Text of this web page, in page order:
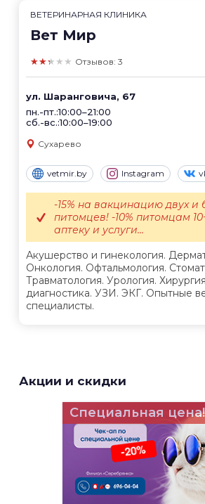
ВЕТЕРИНАРНАЯ КЛИНИКА
Вет Мир
★★★★★ Отзывов: 3
ул. Шаранговича, 67
пн.-пт.:10:00–21:00
сб.-вс.:10:00–19:00
Сухарево
vetmir.by Instagram
Акушерство и гинекология.
Онкология. Офтальмология.
Травматология. Урология.
диагностика. УЗИ. ЭКГ. Опытные
специалисты.
-15% на вакцинацию двух и
питомцев! -10% питомцам
аптеку и услуги...
Акции и скидки
Специальная цена!